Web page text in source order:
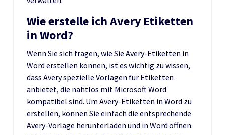
Wie erstelle ich Avery Etiketten
in Word?
Wenn Sie sich fragen, wie Sie Avery-Etiketten in
Word erstellen können, ist es wichtig zu wissen,
dass Avery spezielle Vorlagen für Etiketten
anbietet, die nahtlos mit Microsoft Word
kompatibel sind. Um Avery-Etiketten in Word zu
erstellen, können Sie einfach die entsprechende
Avery-Vorlage herunterladen und in Word öffnen.